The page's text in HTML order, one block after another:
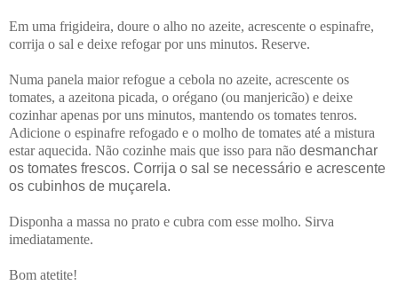
Em uma frigideira, doure o alho no azeite, acrescente o espinafre,
corrija o sal e deixe refogar por uns minutos. Reserve.
Numa panela maior refogue a cebola no azeite, acrescente os
tomates, a azeitona picada, o orégano (ou manjericão) e deixe
cozinhar apenas por uns minutos, mantendo os tomates tenros.
Adicione o espinafre refogado e o molho de tomates até a mistura
estar aquecida. Não cozinhe mais que isso para não desmanchar
os tomates frescos. Corrija o sal se necessário e acrescente
os cubinhos de muçarela.
Disponha a massa no prato e cubra com esse molho. Sirva
imediatamente.
Bom atetite!